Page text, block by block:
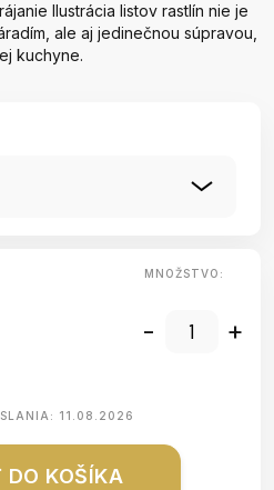
Ilustrácia listov rastlín nie je
ale aj jedinečnou súpravou,
kuchyne.
MNOŽSTVO:
- +
11.08.2026
DO KOŠÍKA